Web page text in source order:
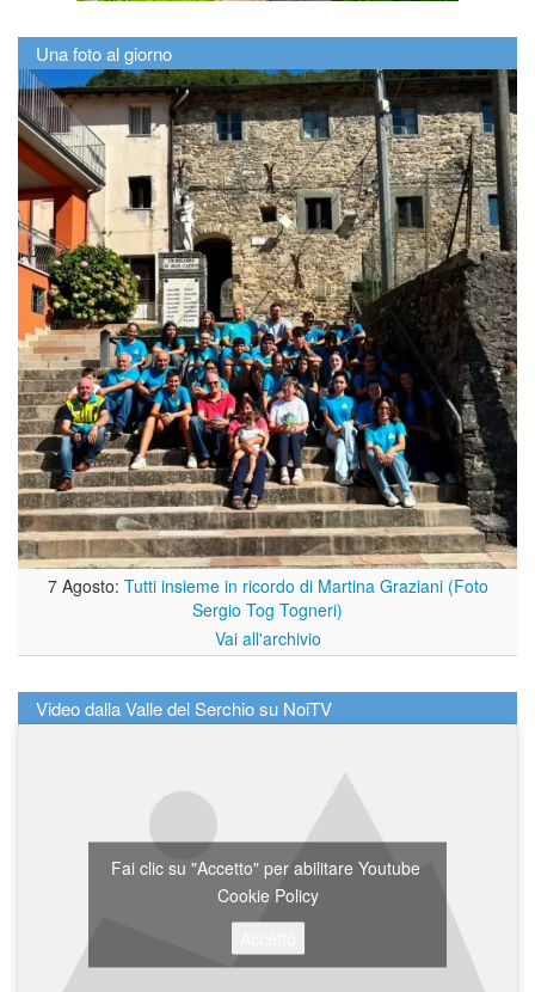
Una foto al giorno
7 Agosto: Tutti insieme in ricordo di Martina Graziani (Foto
Sergio Tog Togneri)
Vai all'archivio
Video dalla Valle del Serchio su NoiTV
Fai clic su "Accetto" per abilitare Youtube
Cookie Policy